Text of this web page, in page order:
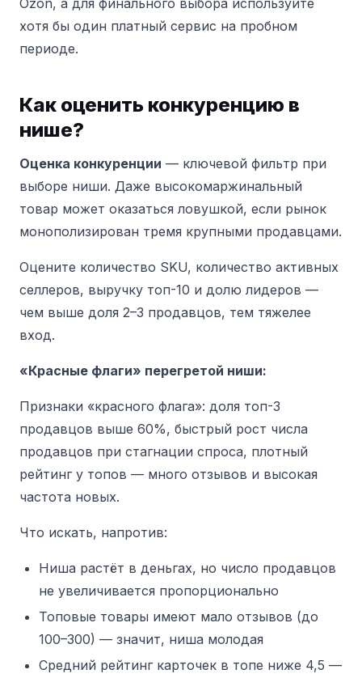
хотя бы один платный сервис на пробном
периоде.
Как оценить конкуренцию в
нише?
Оценка конкуренции — ключевой фильтр при
выборе ниши. Даже высокомаржинальный
товар может оказаться ловушкой, если рынок
монополизирован тремя крупными продавцами.
Оцените количество SKU, количество активных
селлеров, выручку топ-10 и долю лидеров —
чем выше доля 2–3 продавцов, тем тяжелее
вход.
«Красные флаги» перегретой ниши:
Признаки «красного флага»: доля топ-3
продавцов выше 60%, быстрый рост числа
продавцов при стагнации спроса, плотный
рейтинг у топов — много отзывов и высокая
частота новых.
Что искать, напротив:
Ниша растёт в деньгах, но число продавцов
не увеличивается пропорционально
Топовые товары имеют мало отзывов (до
100–300) — значит, ниша молодая
Средний рейтинг карточек в топе ниже 4,5 —